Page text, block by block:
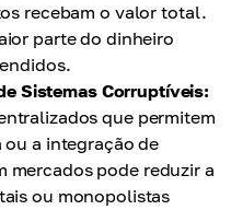
recebam o valor total.
parte do dinheiro
Sistemas Corruptíveis:
que permitem
a integração de
mercados pode reduzir a
ou monopolistas